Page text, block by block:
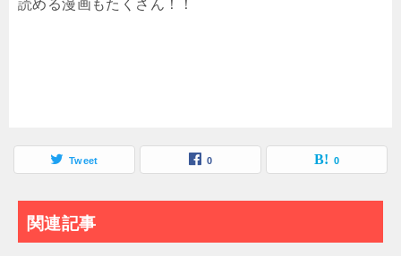
読める漫画もたくさん！！
Tweet 0 0
関連記事